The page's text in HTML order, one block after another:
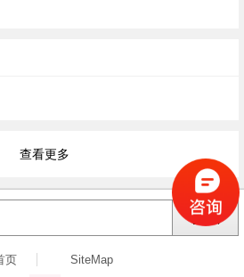
心，以保护生态环境为本，以客家文化
查看更多
搜索
页 SiteMap